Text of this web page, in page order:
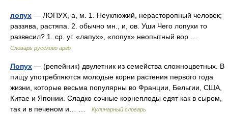
лопух — ЛОПУХ, а, м. 1. Неуклюжий, нерасторопный человек;
раззява, растяпа. 2. обычно мн., и, ов. Уши Чего лопухи то
развесил? 1. ср. уг. «лапух», «лопух» неопытный вор …
Словарь русского арго
Лопух — (репейник) двулетник из семейства сложноцветных. В
пищу употребляются молодые корни растения первого года
жизни, которые весьма популярны во Франции, Бельгии, США,
Китае и Японии. Сладко сочные корнеплоды едят как в сыром,
так и в печеном и… …
Кулинарный словарь